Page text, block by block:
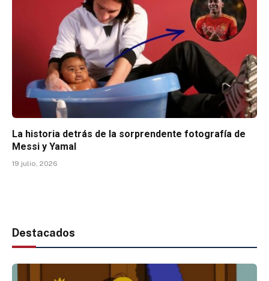
La historia detrás de la sorprendente fotografía de
Messi y Yamal
19 julio, 2026
Destacados